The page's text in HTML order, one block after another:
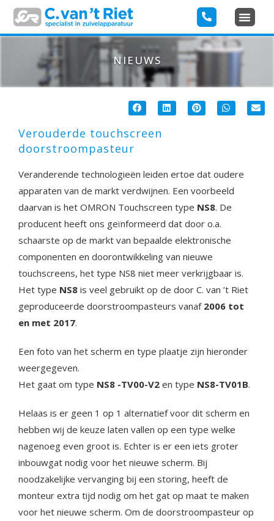
NIEUWS
Verouderde touchscreen
doorstroompasteur
Veranderende technologieën leiden ertoe dat oudere
apparaten van de markt verdwijnen. Een voorbeeld
daarvan is het OMRON Touchscreen type NS8. De
producent heeft ons geïnformeerd dat door o.a.
schaarste op de markt van bepaalde elektronische
componenten en doorontwikkeling van nieuwe
touchscreens, het type NS8 niet meer verkrijgbaar is.
Het type NS8 is veel gebruikt op de door C. van ’t Riet
geproduceerde doorstroompasteurs vanaf 2006 tot
en met 2017.
Een foto van het scherm en type plaatje zijn hieronder
weergegeven.
Het gaat om type NS8 -TV00-V2 en type NS8-TV01B.
Helaas is er geen 1 op 1 alternatief voor dit scherm en
hebben wij de keuze laten vallen op een type welke
nagenoeg even groot is. Echter is er een iets groter
inbouwgat nodig voor het nieuwe scherm. Bij
noodzakelijke vervanging bij een storing, heeft de
monteur extra tijd nodig om het gat op maat te maken
voor het nieuwe scherm. Om de doorstroompasteur op